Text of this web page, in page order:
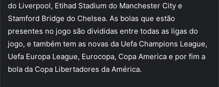
do Liverpool, Etihad Stadium do Manchester City e
Stamford Bridge do Chelsea. As bolas que estão
presentes no jogo são divididas entre todas as ligas do
jogo, e também tem as novas da Uefa Champions League,
Uefa Europa League, Eurocopa, Copa America e por fim a
bola da Copa Libertadores da América.